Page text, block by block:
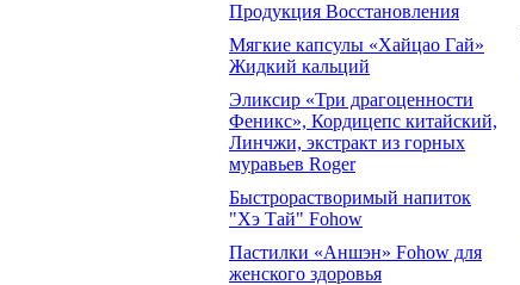
Продукция Восстановления
Мягкие капсулы «Хайцао Гай»
Жидкий кальций
Эликсир «Три драгоценности
Феникс», Кордицепс китайский,
Линчжи, экстракт из горных
муравьев Roger
Быстрорастворимый напиток
"Хэ Тай" Fohow
Пастилки «Аншэн» Fohow для
женского здоровья